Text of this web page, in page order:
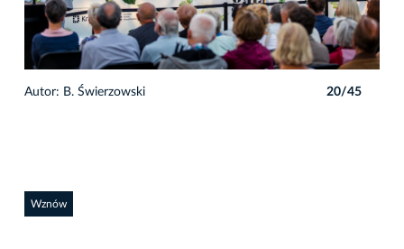
Autor: B. Świerzowski 20/45
Wznów